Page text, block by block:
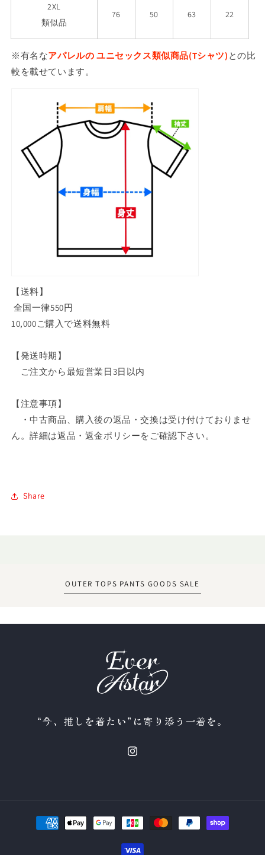
2XL
類似品
76 50 63 22
※有名なアパレルの ユニセックス類似商品(Tシャツ) との比
較を載せています。
【送料】
全国一律550円
10,000ご購入で送料無料
【発送時期】
ご注文から最短営業日3日以内
【注意事項】
・中古商品、購入後の返品・交換は受け付けておりませ
ん。詳細は返品・返金ポリシーをご確認下さい。
Share
OUTER TOPS PANTS GOODS SALE
“今、推しを着たい”に寄り添う一着を。
Instagram